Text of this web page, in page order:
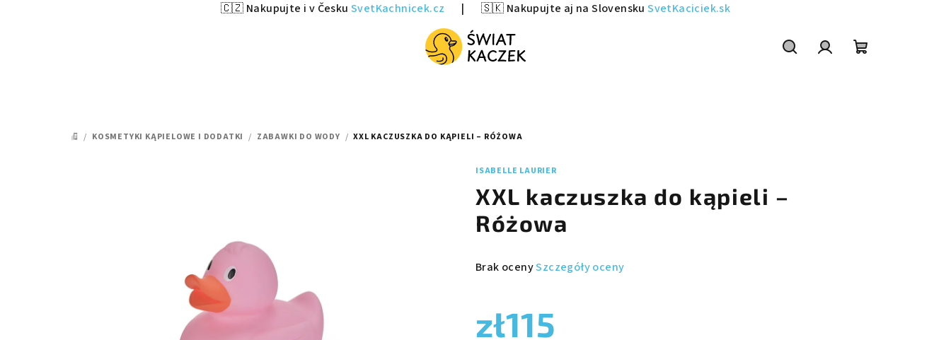
🇨🇿 Nakupujte i v Česku SvetKachnicek.cz | 🇸🇰 Nakupujte aj na SlovenskuSvetKaciciek.sk
HOME
/ KOSMETYKI KĄPIELOWE I DODATKI / ZABAWKI DO WODY / XXL KACZUSZKA DO KĄPIELI – RÓŻOWA
ISABELLE LAURIER
XXL kaczuszka do kąpieli –
Różowa
Średnia
wynosi
0,0
Brak ocenySzczegóły oceny
zł115